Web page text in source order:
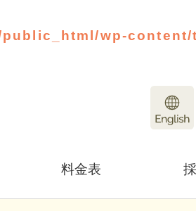
wp-
料金表